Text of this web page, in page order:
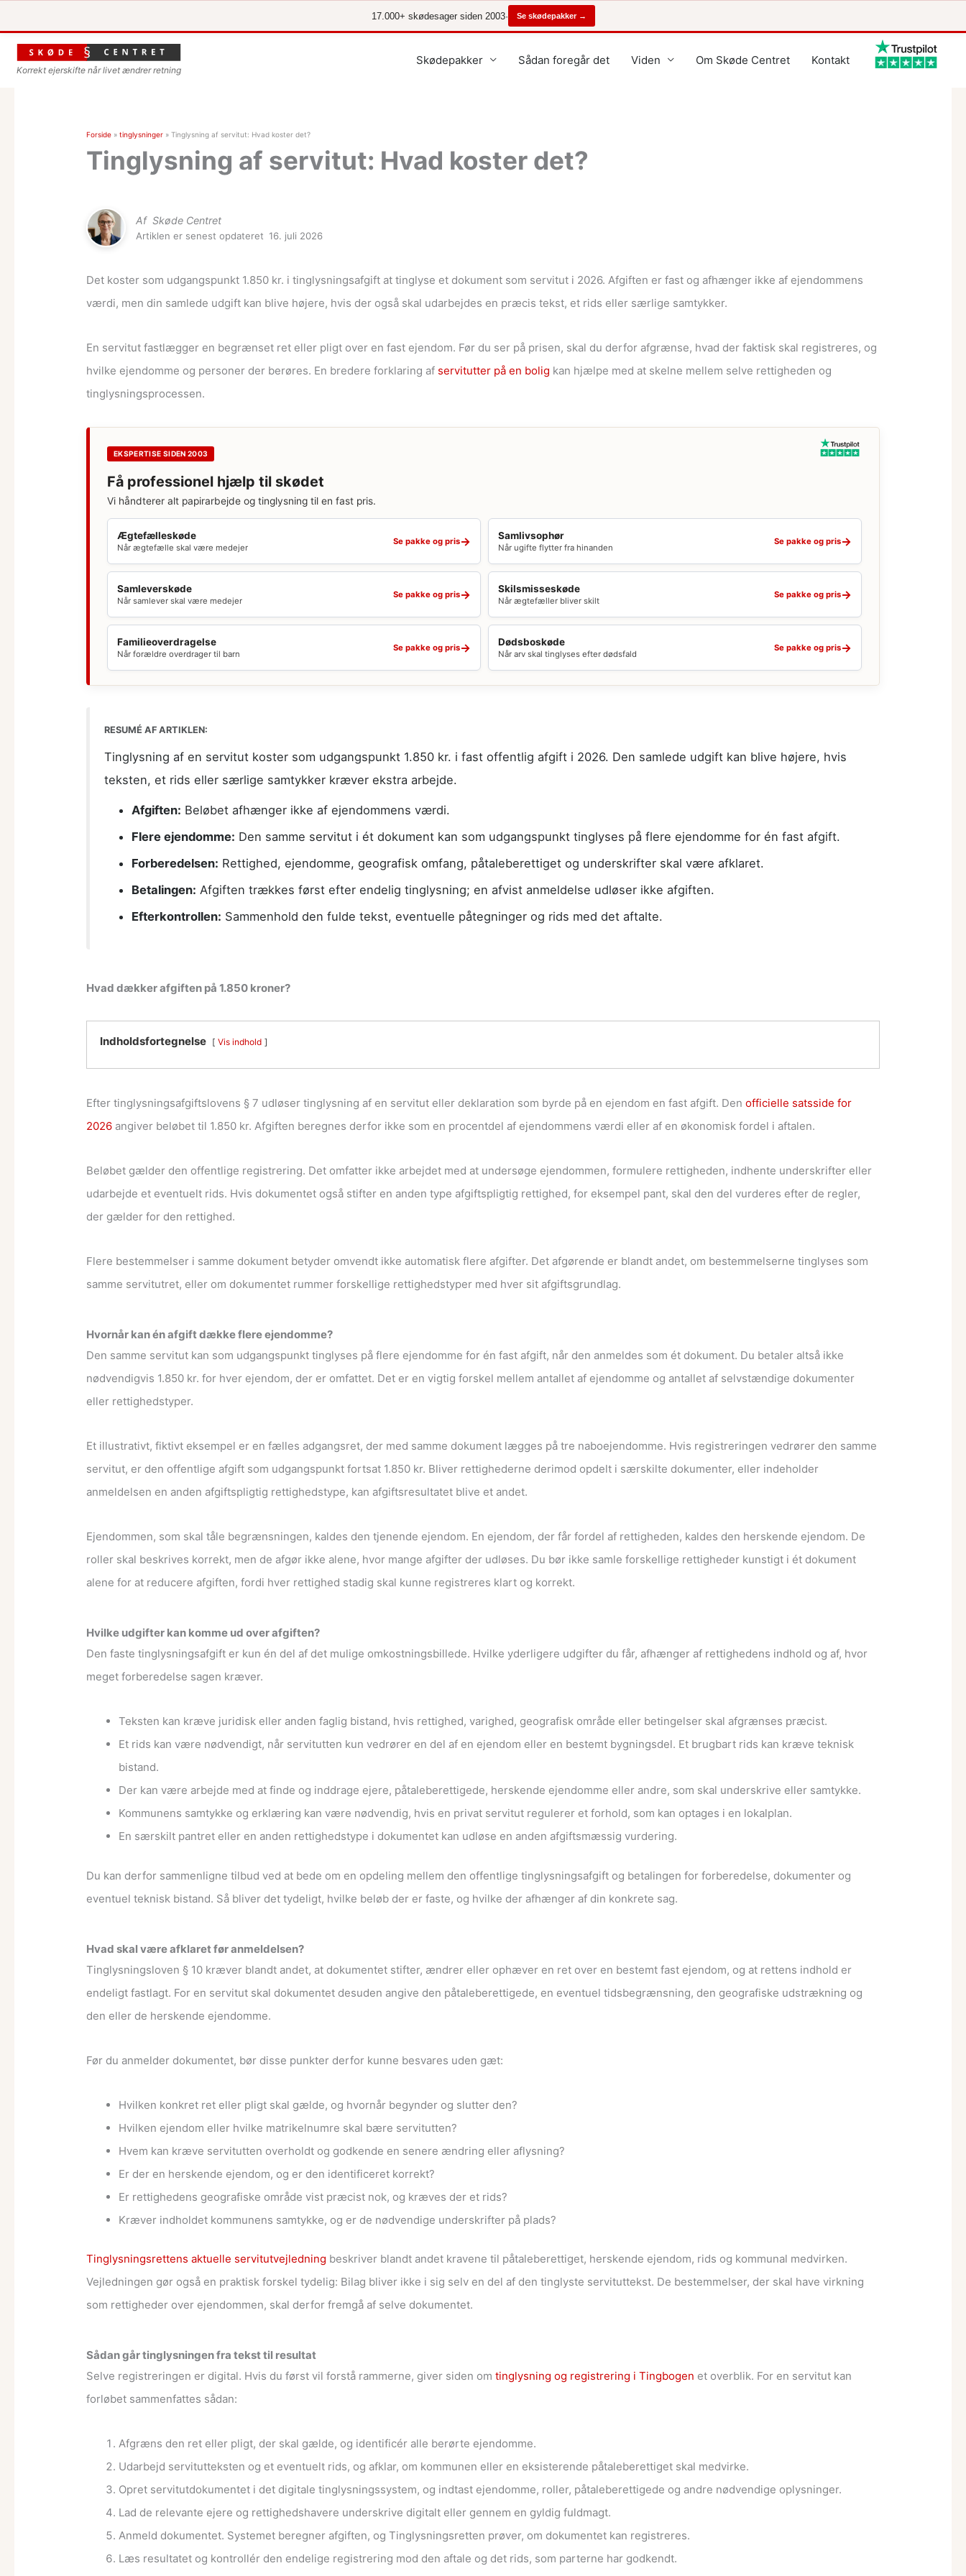
17.000+ skødesager siden 2003· Se skødepakker →
Korrekt ejerskifte når livet ændrer retning
Skødepakker Sådan foregår det Viden Om Skøde Centret Kontakt
Forside »tinglysninger »Tinglysning af servitut: Hvad koster det?
Tinglysning af servitut: Hvad koster det?
Af Skøde Centret
Artiklen er senest opdateret 16. juli 2026
Det koster som udgangspunkt 1.850 kr. i tinglysningsafgift at tinglyse et dokument som servitut i 2026. Afgiften er fast og afhænger ikke af ejendommens
værdi, men din samlede udgift kan blive højere, hvis der også skal udarbejdes en præcis tekst, et rids eller særlige samtykker.
En servitut fastlægger en begrænset ret eller pligt over en fast ejendom. Før du ser på prisen, skal du derfor afgrænse, hvad der faktisk skal registreres, og
hvilke ejendomme og personer der berøres. En bredere forklaring af servitutter på en bolig kan hjælpe med at skelne mellem selve rettigheden og
tinglysningsprocessen.
EKSPERTISE SIDEN 2003
Få professionel hjælp til skødet
Vi håndterer alt papirarbejde og tinglysning til en fast pris.
Ægtefælleskøde
Når ægtefælle skal være medejer
Se pakke og pris→ Samlivsophør
Når ugifte flytter fra hinanden
Se pakke og pris→
Samleverskøde
Når samlever skal være medejer
Se pakke og pris→ Skilsmisseskøde
Når ægtefæller bliver skilt
Se pakke og pris→
Familieoverdragelse
Når forældre overdrager til barn
Se pakke og pris→ Dødsboskøde
Når arv skal tinglyses efter dødsfald
Se pakke og pris→
RESUMÉ AF ARTIKLEN:
Tinglysning af en servitut koster som udgangspunkt 1.850 kr. i fast offentlig afgift i 2026. Den samlede udgift kan blive højere, hvis
teksten, et rids eller særlige samtykker kræver ekstra arbejde.
Afgiften: Beløbet afhænger ikke af ejendommens værdi.
Flere ejendomme: Den samme servitut i ét dokument kan som udgangspunkt tinglyses på flere ejendomme for én fast afgift.
Forberedelsen: Rettighed, ejendomme, geografisk omfang, påtaleberettiget og underskrifter skal være afklaret.
Betalingen: Afgiften trækkes først efter endelig tinglysning; en afvist anmeldelse udløser ikke afgiften.
Efterkontrollen: Sammenhold den fulde tekst, eventuelle påtegninger og rids med det aftalte.
Hvad dækker afgiften på 1.850 kroner?
Indholdsfortegnelse Vis indhold
Efter tinglysningsafgiftslovens § 7 udløser tinglysning af en servitut eller deklaration som byrde på en ejendom en fast afgift. Denofficielle satsside for
2026 angiver beløbet til 1.850 kr. Afgiften beregnes derfor ikke som en procentdel af ejendommens værdi eller af en økonomisk fordel i aftalen.
Beløbet gælder den offentlige registrering. Det omfatter ikke arbejdet med at undersøge ejendommen, formulere rettigheden, indhente underskrifter eller
udarbejde et eventuelt rids. Hvis dokumentet også stifter en anden type afgiftspligtig rettighed, for eksempel pant, skal den del vurderes efter de regler,
der gælder for den rettighed.
Flere bestemmelser i samme dokument betyder omvendt ikke automatisk flere afgifter. Det afgørende er blandt andet, om bestemmelserne tinglyses som
samme servitutret, eller om dokumentet rummer forskellige rettighedstyper med hver sit afgiftsgrundlag.
Hvornår kan én afgift dække flere ejendomme?
Den samme servitut kan som udgangspunkt tinglyses på flere ejendomme for én fast afgift, når den anmeldes som ét dokument. Du betaler altså ikke
nødvendigvis 1.850 kr. for hver ejendom, der er omfattet. Det er en vigtig forskel mellem antallet af ejendomme og antallet af selvstændige dokumenter
eller rettighedstyper.
Et illustrativt, fiktivt eksempel er en fælles adgangsret, der med samme dokument lægges på tre naboejendomme. Hvis registreringen vedrører den samme
servitut, er den offentlige afgift som udgangspunkt fortsat 1.850 kr. Bliver rettighederne derimod opdelt i særskilte dokumenter, eller indeholder
anmeldelsen en anden afgiftspligtig rettighedstype, kan afgiftsresultatet blive et andet.
Ejendommen, som skal tåle begrænsningen, kaldes den tjenende ejendom. En ejendom, der får fordel af rettigheden, kaldes den herskende ejendom. De
roller skal beskrives korrekt, men de afgør ikke alene, hvor mange afgifter der udløses. Du bør ikke samle forskellige rettigheder kunstigt i ét dokument
alene for at reducere afgiften, fordi hver rettighed stadig skal kunne registreres klart og korrekt.
Hvilke udgifter kan komme ud over afgiften?
Den faste tinglysningsafgift er kun én del af det mulige omkostningsbillede. Hvilke yderligere udgifter du får, afhænger af rettighedens indhold og af, hvor
meget forberedelse sagen kræver.
Teksten kan kræve juridisk eller anden faglig bistand, hvis rettighed, varighed, geografisk område eller betingelser skal afgrænses præcist.
Et rids kan være nødvendigt, når servitutten kun vedrører en del af en ejendom eller en bestemt bygningsdel. Et brugbart rids kan kræve teknisk
bistand.
Der kan være arbejde med at finde og inddrage ejere, påtaleberettigede, herskende ejendomme eller andre, som skal underskrive eller samtykke.
Kommunens samtykke og erklæring kan være nødvendig, hvis en privat servitut regulerer et forhold, som kan optages i en lokalplan.
En særskilt pantret eller en anden rettighedstype i dokumentet kan udløse en anden afgiftsmæssig vurdering.
Du kan derfor sammenligne tilbud ved at bede om en opdeling mellem den offentlige tinglysningsafgift og betalingen for forberedelse, dokumenter og
eventuel teknisk bistand. Så bliver det tydeligt, hvilke beløb der er faste, og hvilke der afhænger af din konkrete sag.
Hvad skal være afklaret før anmeldelsen?
Tinglysningsloven § 10 kræver blandt andet, at dokumentet stifter, ændrer eller ophæver en ret over en bestemt fast ejendom, og at rettens indhold er
endeligt fastlagt. For en servitut skal dokumentet desuden angive den påtaleberettigede, en eventuel tidsbegrænsning, den geografiske udstrækning og
den eller de herskende ejendomme.
Før du anmelder dokumentet, bør disse punkter derfor kunne besvares uden gæt:
Hvilken konkret ret eller pligt skal gælde, og hvornår begynder og slutter den?
Hvilken ejendom eller hvilke matrikelnumre skal bære servitutten?
Hvem kan kræve servitutten overholdt og godkende en senere ændring eller aflysning?
Er der en herskende ejendom, og er den identificeret korrekt?
Er rettighedens geografiske område vist præcist nok, og kræves der et rids?
Kræver indholdet kommunens samtykke, og er de nødvendige underskrifter på plads?
Tinglysningsrettens aktuelle servitutvejledning beskriver blandt andet kravene til påtaleberettiget, herskende ejendom, rids og kommunal medvirken.
Vejledningen gør også en praktisk forskel tydelig: Bilag bliver ikke i sig selv en del af den tinglyste servituttekst. De bestemmelser, der skal have virkning
som rettigheder over ejendommen, skal derfor fremgå af selve dokumentet.
Sådan går tinglysningen fra tekst til resultat
Selve registreringen er digital. Hvis du først vil forstå rammerne, giver siden omtinglysning og registrering i Tingbogen et overblik. For en servitut kan
forløbet sammenfattes sådan:
Afgræns den ret eller pligt, der skal gælde, og identificér alle berørte ejendomme.
Udarbejd servitutteksten og et eventuelt rids, og afklar, om kommunen eller en eksisterende påtaleberettiget skal medvirke.
Opret servitutdokumentet i det digitale tinglysningssystem, og indtast ejendomme, roller, påtaleberettigede og andre nødvendige oplysninger.
Lad de relevante ejere og rettighedshavere underskrive digitalt eller gennem en gyldig fuldmagt.
Anmeld dokumentet. Systemet beregner afgiften, og Tinglysningsretten prøver, om dokumentet kan registreres.
Læs resultatet og kontrollér den endelige registrering mod den aftale og det rids, som parterne har godkendt.